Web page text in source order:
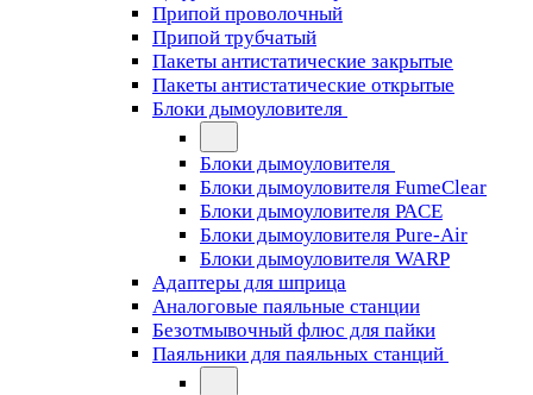
Припой проволочный
Припой трубчатый
Пакеты антистатические закрытые
Пакеты антистатические открытые
Блоки дымоуловителя
Блоки дымоуловителя
Блоки дымоуловителя FumeClear
Блоки дымоуловителя PACE
Блоки дымоуловителя Pure-Air
Блоки дымоуловителя WARP
Адаптеры для шприца
Аналоговые паяльные станции
Безотмывочный флюс для пайки
Паяльники для паяльных станций